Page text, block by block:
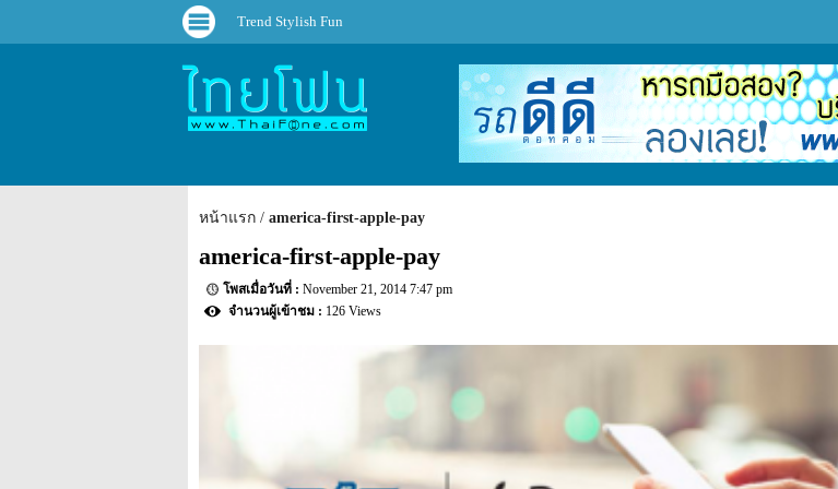
Trend Stylish Fun
หน้าแรก america-first-apple-pay
america-first-apple-pay
November 21, 2014 7:47 pm
126 Views